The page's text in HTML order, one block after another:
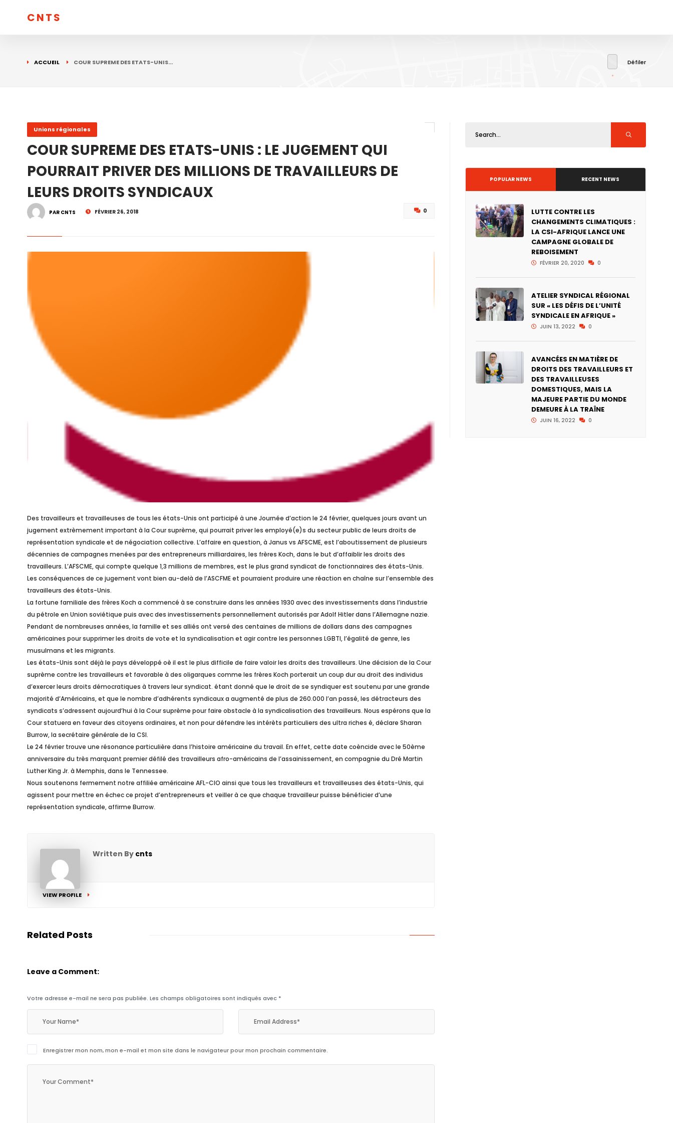
CNTS
ACCUEIL COUR SUPREME DES ETATS-UNIS… Défiler
Unions régionales
COUR SUPREME DES ETATS-UNIS : LE JUGEMENT QUI
POURRAIT PRIVER DES MILLIONS DE TRAVAILLEURS DE
LEURS DROITS SYNDICAUX
PAR CNTS FÉVRIER 26, 2018 0
Des travailleurs et travailleuses de tous les états-Unis ont participé à une Journée d’action le 24 février, quelques jours avant un
jugement extrèmement important à la Cour suprème, qui pourrait priver les employé(e)s du secteur public de leurs droits de
représentation syndicale et de négociation collective. L’affaire en question, à Janus vs AFSCME, est l’aboutissement de plusieurs
décennies de campagnes menées par des entrepreneurs milliardaires, les frères Koch, dans le but d’affaiblir les droits des
travailleurs. L’AFSCME, qui compte quelque 1,3 millions de membres, est le plus grand syndicat de fonctionnaires des états-Unis.
Les conséquences de ce jugement vont bien au-delà de l’ASCFME et pourraient produire une réaction en chaîne sur l’ensemble des
travailleurs des états-Unis.
La fortune familiale des frères Koch a commencé à se construire dans les années 1930 avec des investissements dans l’industrie
du pétrole en Union soviétique puis avec des investissements personnellement autorisés par Adolf Hitler dans l’Allemagne nazie.
Pendant de nombreuses années, la famille et ses alliés ont versé des centaines de millions de dollars dans des campagnes
américaines pour supprimer les droits de vote et la syndicalisation et agir contre les personnes LGBTI, l’égalité de genre, les
musulmans et les migrants.
Les états-Unis sont déjà le pays développé oè il est le plus difficile de faire valoir les droits des travailleurs. Une décision de la Cour
suprème contre les travailleurs et favorable à des oligarques comme les frères Koch porterait un coup dur au droit des individus
d’exercer leurs droits démocratiques à travers leur syndicat. étant donné que le droit de se syndiquer est soutenu par une grande
majorité d’Américains, et que le nombre d’adhérents syndicaux a augmenté de plus de 260.000 l’an passé, les détracteurs des
syndicats s’adressent aujourd’hui à la Cour suprème pour faire obstacle à la syndicalisation des travailleurs. Nous espérons que la
Cour statuera en faveur des citoyens ordinaires, et non pour défendre les intérèts particuliers des ultra riches é, déclare Sharan
Burrow, la secrétaire générale de la CSI.
Le 24 février trouve une résonance particulière dans l’histoire américaine du travail. En effet, cette date coèncide avec le 50ème
anniversaire du très marquant premier défilé des travailleurs afro-américains de l’assainissement, en compagnie du Dré Martin
Luther King Jr. à Memphis, dans le Tennessee.
Nous soutenons fermement notre affiliée américaine AFL-CIO ainsi que tous les travailleurs et travailleuses des états-Unis, qui
agissent pour mettre en échec ce projet d’entrepreneurs et veiller à ce que chaque travailleur puisse bénéficier d’une
représentation syndicale, affirme Burrow.
Written By cnts
VIEW PROFILE
Related Posts
Leave a Comment:
Votre adresse e-mail ne sera pas publiée. Les champs obligatoires sont indiqués avec *
Enregistrer mon nom, mon e-mail et mon site dans le navigateur pour mon prochain commentaire.
POPULAR NEWS RECENT NEWS
LUTTE CONTRE LES
CHANGEMENTS CLIMATIQUES :
LA CSI-AFRIQUE LANCE UNE
CAMPAGNE GLOBALE DE
REBOISEMENT
FÉVRIER 20, 2020 0
ATELIER SYNDICAL RÉGIONAL
SUR « LES DÉFIS DE L’UNITÉ
SYNDICALE EN AFRIQUE »
JUIN 13, 2022 0
AVANCÉES EN MATIÈRE DE
DROITS DES TRAVAILLEURS ET
DES TRAVAILLEUSES
DOMESTIQUES, MAIS LA
MAJEURE PARTIE DU MONDE
DEMEURE À LA TRAÎNE
JUIN 16, 2022 0